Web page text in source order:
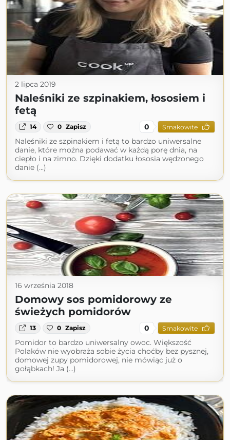
2 lipca 2019
Naleśniki ze szpinakiem, łososiem i
fetą
14 0 Zapisz 0 Smakowite
Naleśniki ze szpinakiem i fetą to bardzo uniwersalne
danie, które można podawać w każdą porę dnia, na
ciepło i na zimno. Dzięki dodatku łososia wędzonego
danie (...)
16 września 2018
Domowy sos pomidorowy ze
świeżych pomidorów
13 0 Zapisz 0 Smakowite
Pomidor to bardzo uniwersalny owoc. Większość
Polaków nie wyobraża sobie życia choćby bez pysznej,
domowej zupy pomidorowej, nie mówiąc już o
gołąbkach! Ja (...)